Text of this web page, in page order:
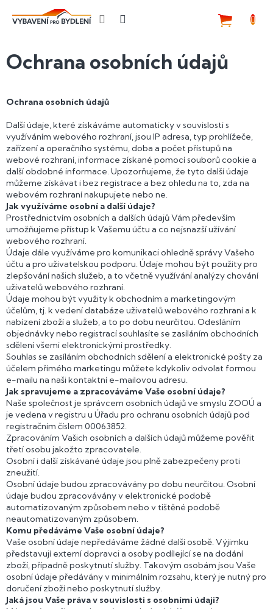
Ochrana osobních údajů
Ochrana osobních údajů
Další údaje, které získáváme automaticky v souvislosti s
využíváním webového rozhraní, jsou IP adresa, typ prohlížeče,
zařízení a operačního systému, doba a počet přístupů na
webové rozhraní, informace získané pomocí souborů cookie a
další obdobné informace. Upozorňujeme, že tyto další údaje
můžeme získávat i bez registrace a bez ohledu na to, zda na
webovém rozhraní nakupujete nebo ne.
Jak využíváme osobní a další údaje?
Prostřednictvím osobních a dalších údajů Vám především
umožňujeme přístup k Vašemu účtu a co nejsnazší užívání
webového rozhraní.
Údaje dále využíváme pro komunikaci ohledně správy Vašeho
účtu a pro uživatelskou podporu. Údaje mohou být použity pro
zlepšování našich služeb, a to včetně využívání analýzy chování
uživatelů webového rozhraní.
Údaje mohou být využity k obchodním a marketingovým
účelům, tj. k vedení databáze uživatelů webového rozhraní a k
nabízení zboží a služeb, a to po dobu neurčitou. Odesláním
objednávky nebo registrací souhlasíte se zasíláním obchodních
sdělení všemi elektronickými prostředky.
Souhlas se zasíláním obchodních sdělení a elektronické pošty za
účelem přímého marketingu můžete kdykoliv odvolat formou
e-mailu na naši kontaktní e-mailovou adresu.
Jak spravujeme a zpracováváme Vaše osobní údaje?
Naše společnost je správcem osobních údajů ve smyslu ZOOÚ a
je vedena v registru u Úřadu pro ochranu osobních údajů pod
registračním číslem 00063852.
Zpracováním Vašich osobních a dalších údajů můžeme pověřit
třetí osobu jakožto zpracovatele.
Osobní i další získávané údaje jsou plně zabezpečeny proti
zneužití.
Osobní údaje budou zpracovávány po dobu neurčitou. Osobní
údaje budou zpracovávány v elektronické podobě
automatizovaným způsobem nebo v tištěné podobě
neautomatizovaným způsobem.
Komu předáváme Vaše osobní údaje?
Vaše osobní údaje nepředáváme žádné další osobě. Výjimku
představují externí dopravci a osoby podílející se na dodání
zboží, případně poskytnutí služby. Takovým osobám jsou Vaše
osobní údaje předávány v minimálním rozsahu, který je nutný pro
doručení zboží nebo poskytnutí služby.
Jaká jsou Vaše práva v souvislosti s osobními údaji?